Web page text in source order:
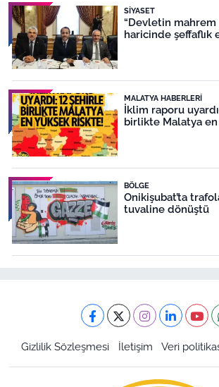
SIYASET
“Devletin
haricinde şeffaflık
MALATYA HABERLERI
İklim raporu
birlikte Malatya
BÖLGE
Onikişubat’ta
tuvaline dönüştü
Gizlilik Sözleşmesi İletişim Veri